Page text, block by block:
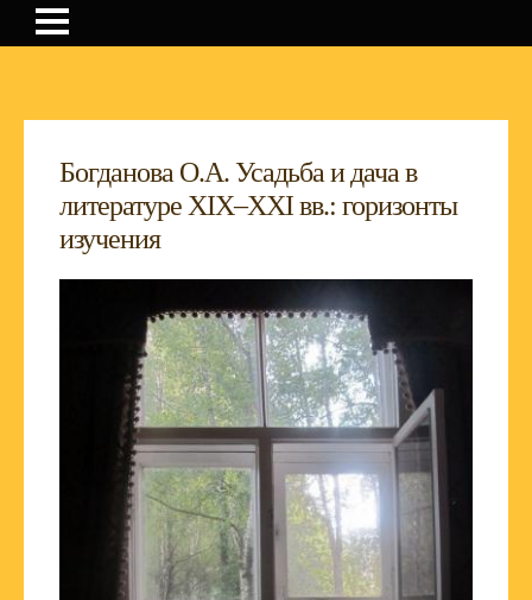
Богданова О.А. Усадьба и дача в
литературе XIX–XXI вв.: горизонты
изучения